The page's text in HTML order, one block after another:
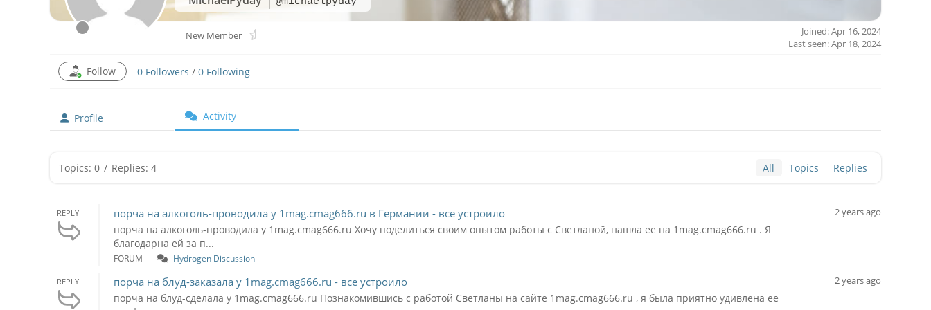
New Member
Joined: Apr 16, 2024
Last seen: Apr 18, 2024
Follow 0 Followers / 0 Following
Profile Activity
Topics: 0 / Replies: 4 All Topics Replies
REPLY порча на алкоголь-проводила у 1mag.cmag666.ru в Германии - все устроило
порча на алкоголь-проводила у 1mag.cmag666.ru Хочу поделиться своим опытом работы с Светланой, нашла ее на 1mag.cmag666.ru . Я
благодарна ей за п...
2 years ago
FORUM Hydrogen Discussion
REPLY порча на блуд-заказала у 1mag.cmag666.ru - все устроило
порча на блуд-сделала у 1mag.cmag666.ru Познакомившись с работой Светланы на сайте 1mag.cmag666.ru , я была приятно удивлена ее
2 years ago